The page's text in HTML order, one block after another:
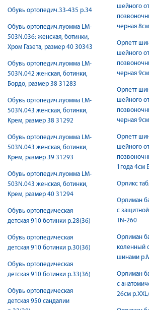
Обувь ортопедич.33-435 р.34
Обувь ортопедич.луомма LM-
503N.036: женская, ботинки,
Хром Газета, размер 40 30343
Обувь ортопедич.луомма LM-
503N.042 женская, ботинки,
Бордо, размер 38 31283
Обувь ортопедич.луомма LM-
503N.043 женская, ботинки,
Крем, размер 38 31292
Обувь ортопедич.луомма LM-
503N.043 женская, ботинки,
Крем, размер 39 31293
Обувь ортопедич.луомма LM-
503N.043 женская, ботинки,
Крем, размер 40 31294
Обувь ортопедическая
детская 910 ботинки р.28(36)
Обувь ортопедическая
детская 910 ботинки р.30(36)
Обувь ортопедическая
детская 910 ботинки р.33(36)
Обувь ортопедическая
детская 950 сандалии
шейного
черная
Орлетт
шейного
черная
Орлетт
шейного
черная
Орлетт
шейного
1года 4см
Орликс
Орлиман
с
TN-260
Орлиман
коленный
шинами
Орлиман
c
26см